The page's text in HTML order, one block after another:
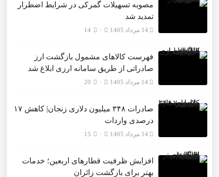
مصوبه تسهیلات گمرکی در شرایط اضطرار
تمدید شد
14 مرداد 1405 14
فهرست کالاهای مشمول بازگشت ارز
صادراتی از طریق سامانه ارزی ابلاغ شد
14 مرداد 1405 20
صادرات ۳۴۸ میلیون دلاری زنجان| ‌کاهش ۱۷
درصدی واردات
14 مرداد 1405 15
افزایش ظرفیت قطارهای اربعین؛ خدمات
بهتر برای بازگشت زائران